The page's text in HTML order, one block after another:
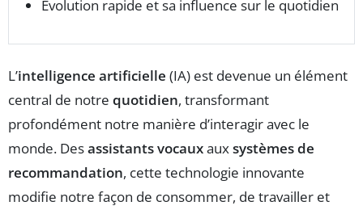
Évolution rapide et sa influence sur le quotidien
L’intelligence artificielle (IA) est devenue un élément
central de notre quotidien, transformant
profondément notre manière d’interagir avec le
monde. Desassistants vocauxauxsystèmes de
recommandation, cette technologie innovante
modifie notre façon de consommer, de travailler et